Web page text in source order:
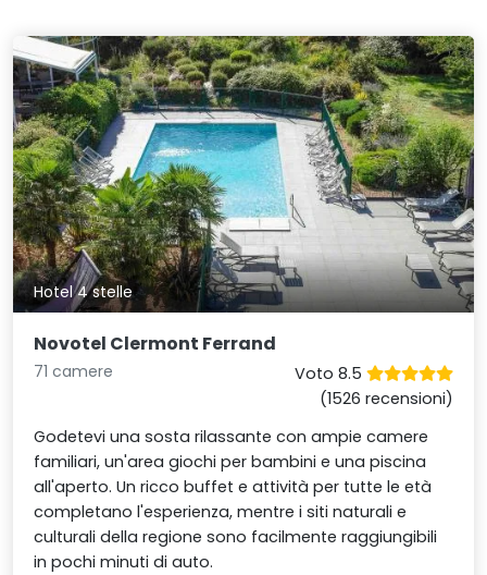
Hotel 4 stelle
Novotel Clermont Ferrand
71 camere
Voto 8.5
(1526 recensioni)
Godetevi una sosta rilassante con ampie camere
familiari, un'area giochi per bambini e una piscina
all'aperto. Un ricco buffet e attività per tutte le età
completano l'esperienza, mentre i siti naturali e
culturali della regione sono facilmente raggiungibili
in pochi minuti di auto.